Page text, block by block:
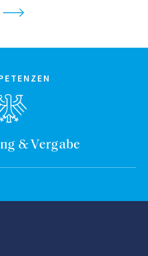
& Vergabe